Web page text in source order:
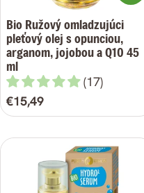
Bio Ružový omladzujúci
pleťový olej s opunciou,
arganom, jojobou a Q10 45
ml
(17)
Bežná
cena
€15,49